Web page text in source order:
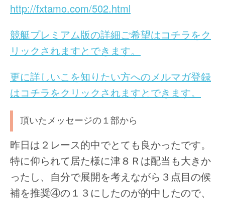
http://fxtamo.com/502.html
競艇プレミアム版の詳細ご希望はコチラをク
リックされますとできます。
更に詳しいこを知りたい方へのメルマガ登録
はコチラをクリックされますとできます。
頂いたメッセージの１部から
昨日は２レース的中でとても良かったです。
特に仰られて居た様に津８Ｒは配当も大きか
ったし、自分で展開を考えながら３点目の候
補を推奨④の１３にしたのが的中したので、